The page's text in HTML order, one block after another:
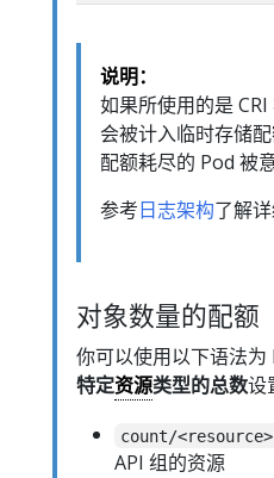
说明：
如果所使用的是
会被计入临时存储
配额耗尽的 Pod 被
参考日志架构了解详
对象数量的配额
你可以使用以下语法
特定资源类型的总数设
count/
API 组的资源